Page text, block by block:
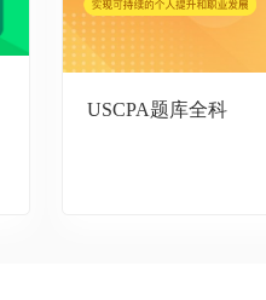
USCPA题库全科